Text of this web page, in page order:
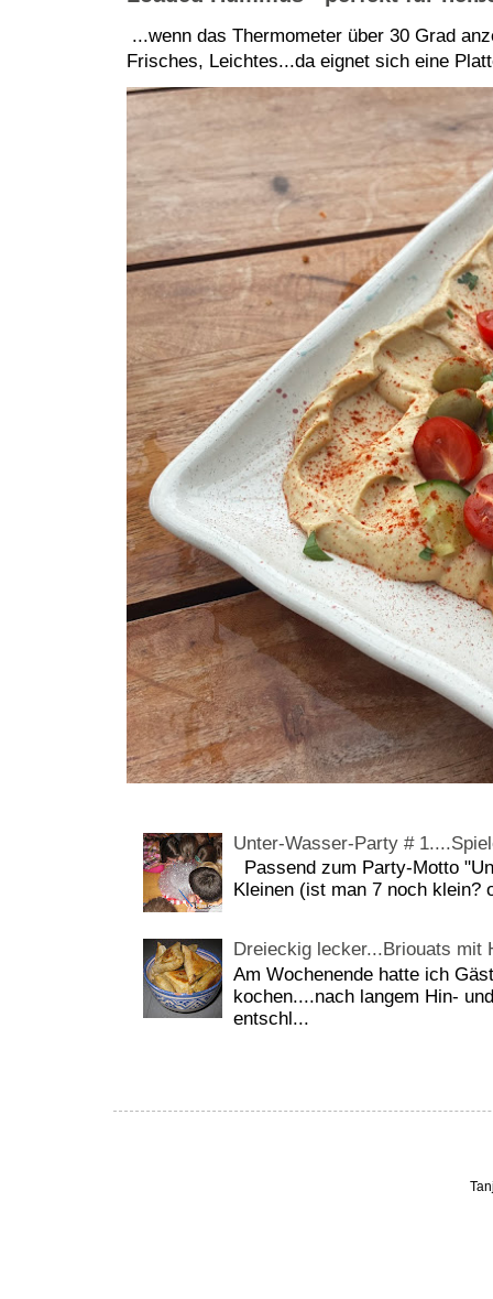
...wenn das Thermometer über 30 Grad
Frisches, Leichtes...da eignet sich eine
Unter-Wasser-Party #
Passend zum Party-Motto
Kleinen (ist man 7 noch klein?
Dreieckig lecker...Briouats mit
Am Wochenende hatte ich
kochen....nach langem Hin-
entschl...